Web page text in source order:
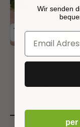
Wir senden
per